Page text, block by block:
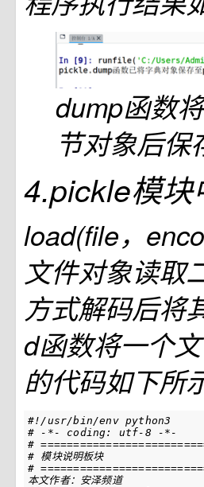
dump函数
节对象后
4.pickle模
load(file，
文件对象读取
方式解码后将
d函数将一个
的代码如下所
#!/usr/bin/env python3
# -*- coding: utf-8 -*-
#
# 模块说明板块
#
本文作者：安泽频道